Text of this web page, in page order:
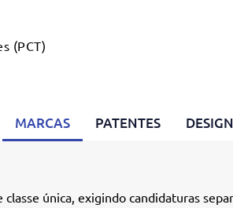
(PCT)
MARCAS PATENTES DESIGN
única, exigindo candidaturas